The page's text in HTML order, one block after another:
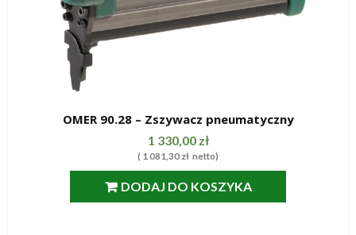
OMER 90.28 – Zszywacz pneumatyczny
1 330,00 zł
( 1 081,30 zł netto)
DODAJ DO KOSZYKA